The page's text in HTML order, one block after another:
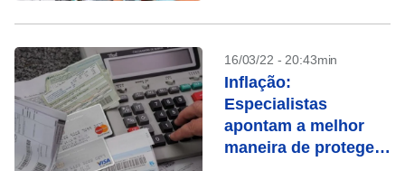
16/03/22 - 20:43min
Inflação:
Especialistas
apontam a melhor
maneira de proteger